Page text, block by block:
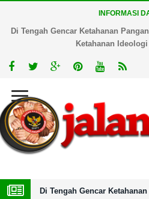
INFORMASI
Di Tengah Gencar Ketahanan
Ketahanan